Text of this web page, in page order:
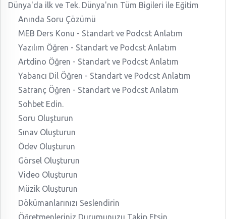
Dünya'da ilk ve Tek. Dünya'nın Tüm Bigileri ile Eğitim
Anında Soru Çözümü
MEB Ders Konu - Standart ve Podcst Anlatım
Yazılım Öğren - Standart ve Podcst Anlatım
Artdino Öğren - Standart ve Podcst Anlatım
Yabancı Dil Öğren - Standart ve Podcst Anlatım
Satranç Öğren - Standart ve Podcst Anlatım
Sohbet Edin.
Soru Oluşturun
Sınav Oluşturun
Ödev Oluşturun
Görsel Oluşturun
Video Oluşturun
Müzik Oluşturun
Dökümanlarınızı Seslendirin